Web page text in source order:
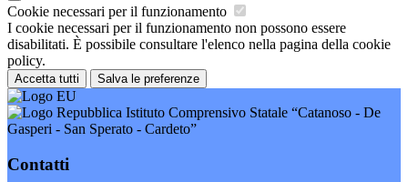
Cookie necessari per il funzionamento
I cookie necessari per il funzionamento non possono essere
disabilitati. È possibile consultare l'elenco nella pagina della cookie
policy.
Accetta tutti Salva le preferenze
Istituto Comprensivo Statale “Catanoso - De
Gasperi - San Sperato - Cardeto”
Contatti